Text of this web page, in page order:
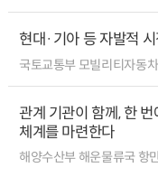
현대·기아 등 자발적
국토교통부 모빌리티자동
관계 기관이 함께, 한
체계를 마련한다
해양수산부 해운물류국 항